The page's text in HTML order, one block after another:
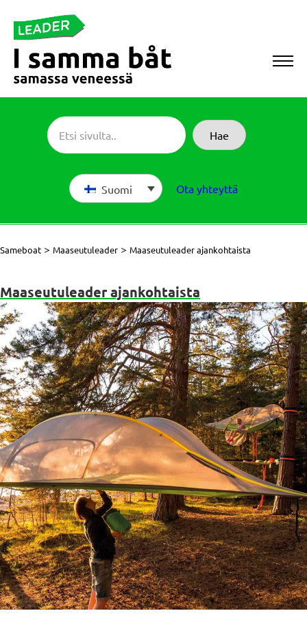
suoraan
sisältöön
Sameboat
Hae
Ota yhteyttä
Suomi
Sameboat > Maaseutuleader > Maaseutuleader ajankohtaista
Maaseutuleader ajankohtaista